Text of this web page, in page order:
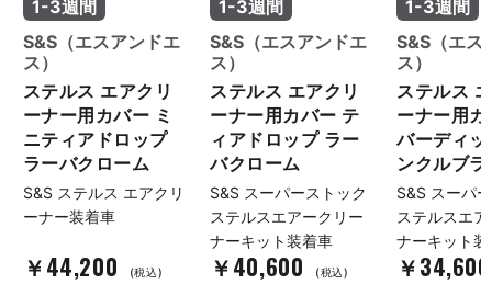
1-3週間
S&S（エスアンドエ
ス）
ステルス エアクリ
ーナー用カバー ミ
ニティアドロップ
ラーバクローム
S&S ステルス エアクリ
ーナー装着車
￥44,200 (税込)
1-3週間
S&S（エスアンドエ
ス）
ステルス エアクリ
ーナー用カバー テ
ィアドロップ ラー
バクローム
S&S スーパーストック
ステルスエアークリー
ナーキット装着車
￥40,600 (税込)
1-3週間
S&S（エス
ス）
ステルス
ーナー用
バーディ
ンクルブ
S&S スーパ
ステルスエ
ナーキット
￥